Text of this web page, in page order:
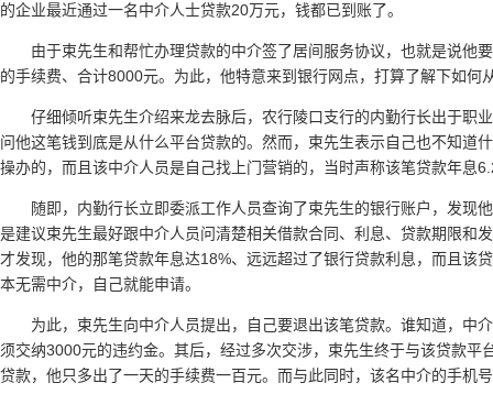
的企业最近通过一名中介人士贷款20万元，钱都已到账了。
由于束先生和帮忙办理贷款的中介签了居间服务协议，也就是说他
的手续费、合计8000元。为此，他特意来到银行网点，打算了解下如何
仔细倾听束先生介绍来龙去脉后，农行陵口支行的内勤行长出于职
问他这笔钱到底是从什么平台贷款的。然而，束先生表示自己也不知道
操办的，而且该中介人员是自己找上门营销的，当时声称该笔贷款年息
随即，内勤行长立即委派工作人员查询了束先生的银行账户，发现
是建议束先生最好跟中介人员问清楚相关借款合同、利息、贷款期限和
才发现，他的那笔贷款年息达18%、远远超过了银行贷款利息，而且该
本无需中介，自己就能申请。
为此，束先生向中介人员提出，自己要退出该笔贷款。谁知道，中
须交纳3000元的违约金。其后，经过多次交涉，束先生终于与该贷款平
贷款，他只多出了一天的手续费一百元。而与此同时，该名中介的手机